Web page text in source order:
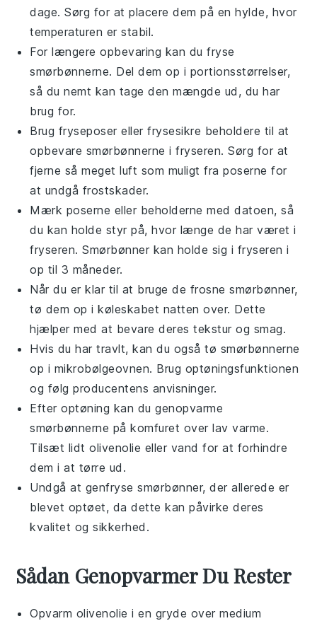
dage. Sørg for at placere dem på en hylde, hvor
temperaturen er stabil.
For længere opbevaring kan du fryse
smørbønnerne. Del dem op i portionsstørrelser,
så du nemt kan tage den mængde ud, du har
brug for.
Brug fryseposer eller frysesikre beholdere til at
opbevare smørbønnerne i fryseren. Sørg for at
fjerne så meget luft som muligt fra poserne for
at undgå frostskader.
Mærk poserne eller beholderne med datoen, så
du kan holde styr på, hvor længe de har været i
fryseren.Smørbønner kan holde sig i fryseren i
op til 3 måneder.
Når du er klar til at bruge de frosnesmørbønner,
tø dem op i køleskabet natten over. Dette
hjælper med at bevare deres tekstur og smag.
Hvis du har travlt, kan du også tø smørbønnerne
op i mikrobølgeovnen. Brug optøningsfunktionen
og følg producentens anvisninger.
Efter optøning kan du genopvarme
smørbønnerne på komfuret over lav varme.
Tilsæt lidtolivenolie eller vand for at forhindre
dem i at tørre ud.
Undgå at genfrysesmørbønner, der allerede er
blevet optøet, da dette kan påvirke deres
kvalitet og sikkerhed.
Sådan Genopvarmer Du Rester
Opvarm olivenolie i en gryde over medium